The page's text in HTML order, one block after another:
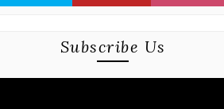
Subscribe Us